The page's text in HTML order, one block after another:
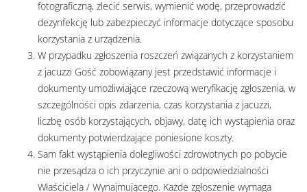
fotograficzną, zlecić serwis, wymienić wodę, przeprowadzić
dezynfekcję lub zabezpieczyć informacje dotyczące sposobu
korzystania z urządzenia.
W przypadku zgłoszenia roszczeń związanych z korzystaniem
z jacuzzi Gość zobowiązany jest przedstawić informacje i
dokumenty umożliwiające rzeczową weryfikację zgłoszenia, w
szczególności opis zdarzenia, czas korzystania z jacuzzi,
liczbę osób korzystających, objawy, datę ich wystąpienia oraz
dokumenty potwierdzające poniesione koszty.
Sam fakt wystąpienia dolegliwości zdrowotnych po pobycie
nie przesądza o ich przyczynie ani o odpowiedzialności
Właściciela / Wynajmującego. Każde zgłoszenie wymaga